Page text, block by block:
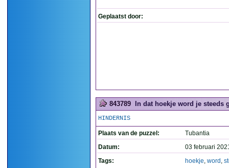
Geplaatst door:
843789 In dat hoekje word je steeds
HINDERNIS
Plaats van de puzzel:
Tubantia
Datum:
03 februari
Tags:
hoekje, word ,